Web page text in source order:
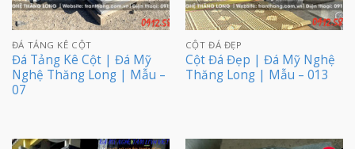
ĐÁ TẢNG KÊ CỘT
Đá Tảng Kê Cột | Đá Mỹ
Nghệ Thăng Long | Mẫu –
07
CỘT ĐÁ ĐẸP
Cột Đá Đẹp | Đá Mỹ Nghệ
Thăng Long | Mẫu – 013